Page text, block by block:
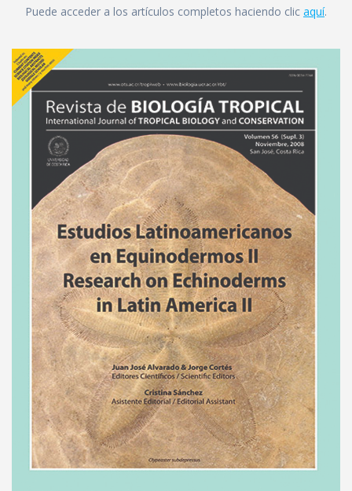
Puede acceder a los artículos completos haciendo clic aquí.